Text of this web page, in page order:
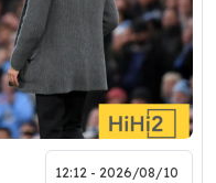
2026/08/10 - 12:12